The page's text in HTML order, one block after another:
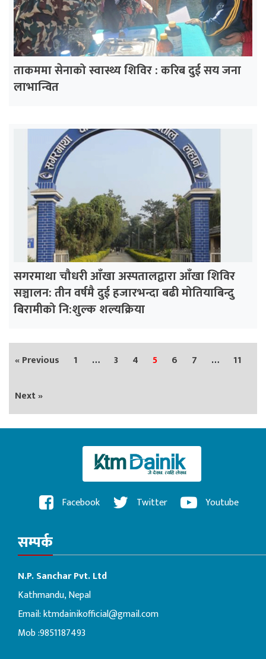
ताकममा सेनाको स्वास्थ्य शिविर : करिब दुई सय जना
लाभान्वित
सगरमाथा चौधरी आँखा अस्पतालद्वारा आँखा शिविर
सञ्चालन: तीन वर्षमै दुई हजारभन्दा बढी मोतियाबिन्दु
बिरामीको नि:शुल्क शल्यक्रिया
« Previous 1 … 3 4 5 6 7 … 11
Next »
Facebook Twitter Youtube
सम्पर्क
N.P. Sanchar Pvt. Ltd
Kathmandu, Nepal
Email:ktmdainikofficial@gmail.com
Mob :9851187493